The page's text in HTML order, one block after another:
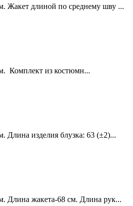
Жакет длиной по среднему шву ...
Комплект из костюмн...
Длина изделия блузка: 63 (±2)...
Длина жакета-68 см. Длина рук...